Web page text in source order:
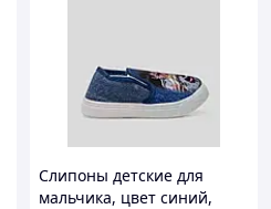
Слипоны детские для
мальчика, цвет синий,